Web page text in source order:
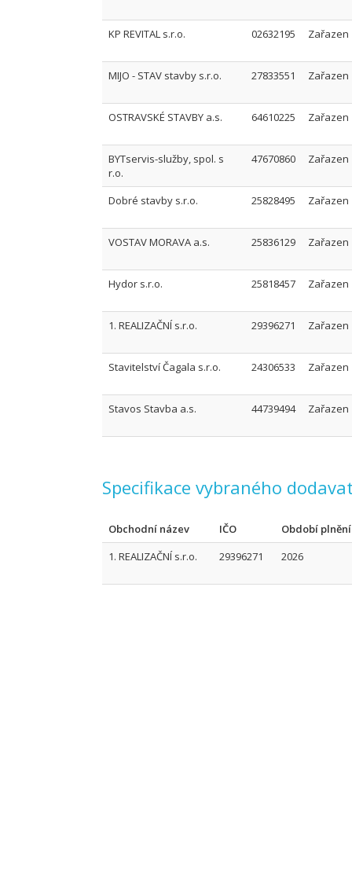
KP REVITAL s.r.o. 02632195 Zařazen
MIJO - STAV stavby s.r.o. 27833551 Zařazen
OSTRAVSKÉ STAVBY a.s. 64610225 Zařazen
BYTservis-služby, spol. s
r.o.
47670860 Zařazen
Dobré stavby s.r.o. 25828495 Zařazen
VOSTAV MORAVA a.s. 25836129 Zařazen
Hydor s.r.o. 25818457 Zařazen
1. REALIZAČNÍ s.r.o. 29396271 Zařazen
Stavitelství Čagala s.r.o. 24306533 Zařazen
Stavos Stavba a.s. 44739494 Zařazen
Specifikace vybraného
Obchodní název IČO
Období plnění
1. REALIZAČNÍ s.r.o.
29396271 2026